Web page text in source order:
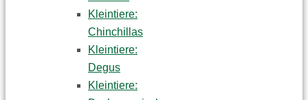
Kleintiere:
Chinchillas
Kleintiere:
Degus
Kleintiere: